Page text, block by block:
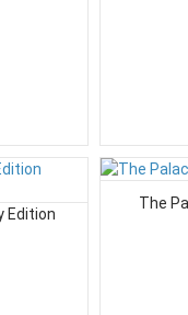
Edition
The